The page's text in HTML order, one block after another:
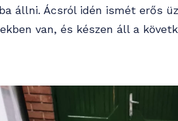
állni. Ácsról idén ismét erős
van, és készen áll a